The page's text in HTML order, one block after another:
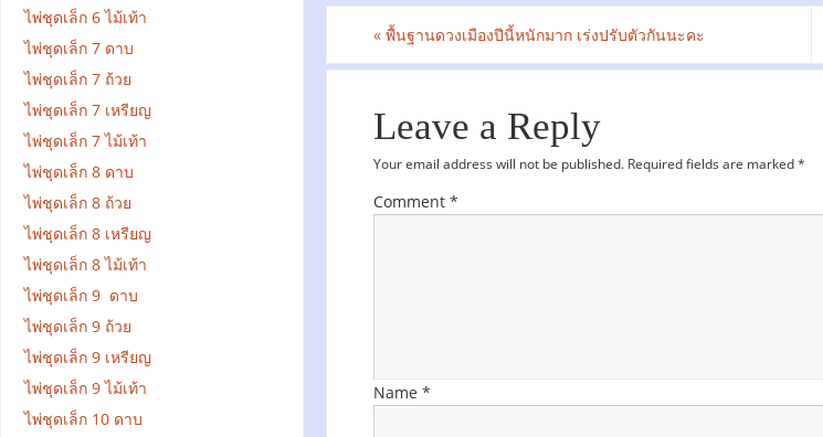
« พื้นฐานดวงเมืองปีนี้หนักมาก เร่งปรับตัวกันนะคะ
Leave a Reply
Your email address will not be published. Required fields are marked*
Comment *
Name *
ไพ่ชุดเล็ก 6 ไม้เท้า
ไพ่ชุดเล็ก 7 ดาบ
ไพ่ชุดเล็ก 7 ถ้วย
ไพ่ชุดเล็ก 7 เหรียญ
ไพ่ชุดเล็ก 7 ไม้เท้า
ไพ่ชุดเล็ก 8 ดาบ
ไพ่ชุดเล็ก 8 ถ้วย
ไพ่ชุดเล็ก 8 เหรียญ
ไพ่ชุดเล็ก 8 ไม้เท้า
ไพ่ชุดเล็ก 9 ดาบ
ไพ่ชุดเล็ก 9 ถ้วย
ไพ่ชุดเล็ก 9 เหรียญ
ไพ่ชุดเล็ก 9 ไม้เท้า
ไพ่ชุดเล็ก 10 ดาบ